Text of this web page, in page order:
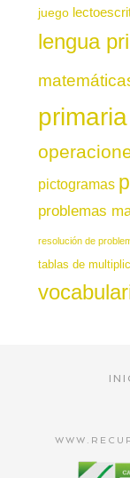
juego
lengua
primaria
pictogramas
problemas
resolución de
tablas de